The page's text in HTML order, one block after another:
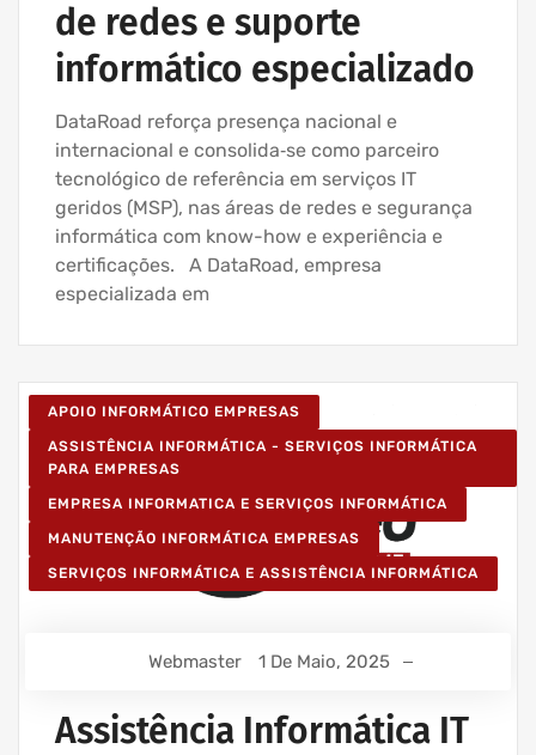
de redes e suporte
informático especializado
DataRoad reforça presença nacional e
internacional e consolida‑se como parceiro
tecnológico de referência em serviços IT
geridos (MSP), nas áreas de redes e segurança
informática com know-how e experiência e
certificações. A DataRoad, empresa
especializada em
APOIO INFORMÁTICO EMPRESAS
ASSISTÊNCIA INFORMÁTICA - SERVIÇOS INFORMÁTICA
PARA EMPRESAS
EMPRESA INFORMATICA E SERVIÇOS INFORMÁTICA
MANUTENÇÃO INFORMÁTICA EMPRESAS
SERVIÇOS INFORMÁTICA E ASSISTÊNCIA INFORMÁTICA
Webmaster 1 De Maio, 2025
Assistência Informática IT